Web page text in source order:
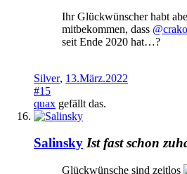
Ihr Glückwünscher habt
mitbekommen, dass
seit Ende 2020 hat…?
Silver, 13.März.2022
#15
quax gefällt das.
Salinsky Ist fast schon
Glückwünsche sind zeitlos